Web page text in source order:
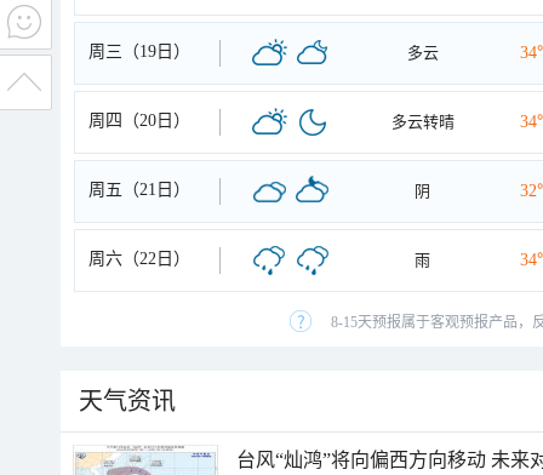
周三（19日） 多云
周四（20日） 多云转晴
周五（21日） 阴
周六（22日） 雨
8-15天预报属于客观预报产品，
天气资讯
台风“灿鸿”将向偏西方向移动 未来